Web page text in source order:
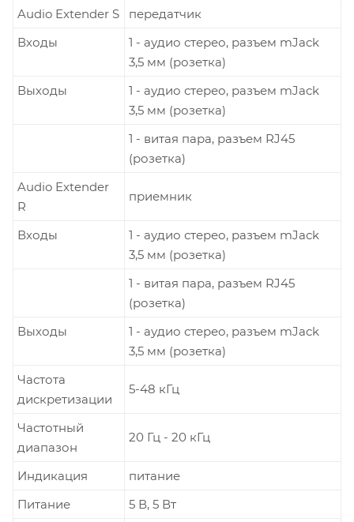
Audio Extender S
передатчик
Входы
1 - аудио стерео, разъем mJack
3,5 мм (розетка)
Выходы
1 - аудио стерео, разъем mJack
3,5 мм (розетка)
1 - витая пара, разъем RJ45
(розетка)
Audio Extender
R
приемник
Входы
1 - аудио стерео, разъем mJack
3,5 мм (розетка)
1 - витая пара, разъем RJ45
(розетка)
Выходы
1 - аудио стерео, разъем mJack
3,5 мм (розетка)
Частота
дискретизации
5-48 кГц
Частотный
диапазон
20 Гц - 20 кГц
Индикация
питание
Питание
5 В, 5 Вт